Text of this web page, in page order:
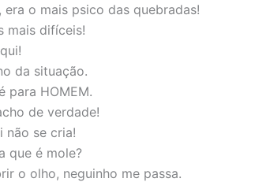
era o mais psico das quebradas!
mais difíceis!
da situação.
para HOMEM.
de verdade!
não se cria!
que é mole?
o olho, neguinho me passa.